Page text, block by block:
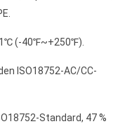
(-40℉~+250℉).
ISO18752-AC/CC-
Standard, 47 %